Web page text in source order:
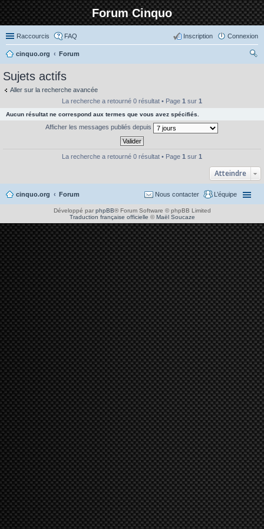
Forum Cinquo
Raccourcis FAQ Connexion
Inscription
cinquo.org
Forum
Sujets actifs
Aller sur la recherche avancée
La recherche a retourné 0 résultat • Page 1 sur 1
Aucun résultat ne correspond aux termes que vous avez spécifiés.
Afficher les messages publiés depuis
La recherche a retourné 0 résultat • Page 1 sur 1
Atteindre
cinquo.org Forum L’équipe
Nous contacter
Développé par phpBB® Forum Software © phpBB Limited
Traduction française officielle ©Maël Soucaze